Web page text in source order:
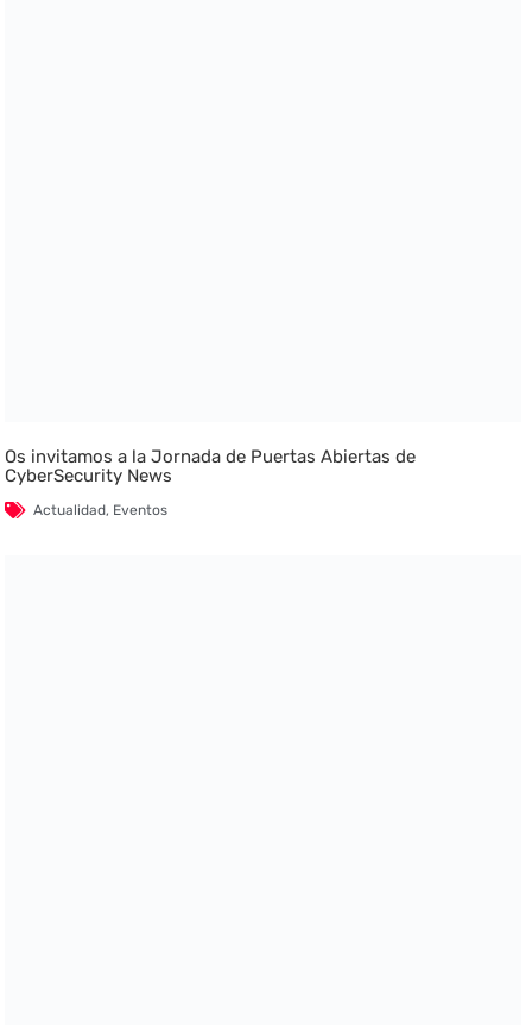
Os invitamos a la Jornada de Puertas Abiertas de
CyberSecurity News
Actualidad, Eventos